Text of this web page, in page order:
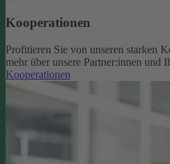
Kooperationen
Profitieren Sie von unseren starken
mehr über unsere Partner:innen und
Kooperationen